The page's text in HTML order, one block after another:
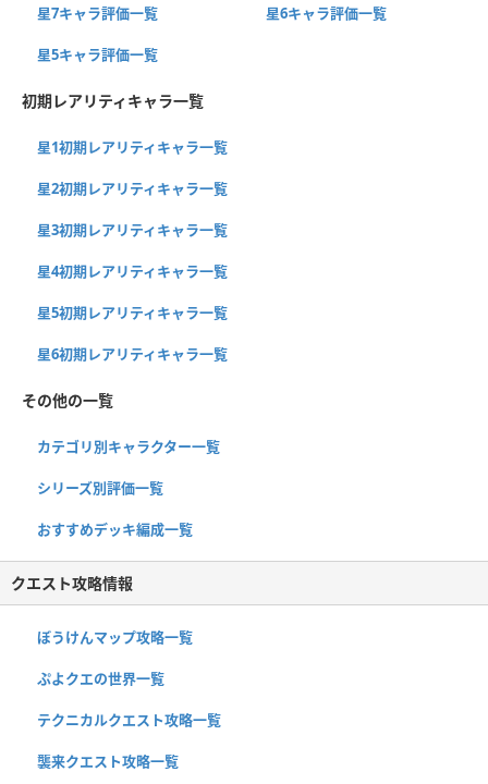
星7キャラ評価一覧 星6キャラ評価一覧
星5キャラ評価一覧
初期レアリティキャラ一覧
星1初期レアリティキャラ一覧
星2初期レアリティキャラ一覧
星3初期レアリティキャラ一覧
星4初期レアリティキャラ一覧
星5初期レアリティキャラ一覧
星6初期レアリティキャラ一覧
その他の一覧
カテゴリ別キャラクター一覧
シリーズ別評価一覧
おすすめデッキ編成一覧
クエスト攻略情報
ぼうけんマップ攻略一覧
ぷよクエの世界一覧
テクニカルクエスト攻略一覧
襲来クエスト攻略一覧